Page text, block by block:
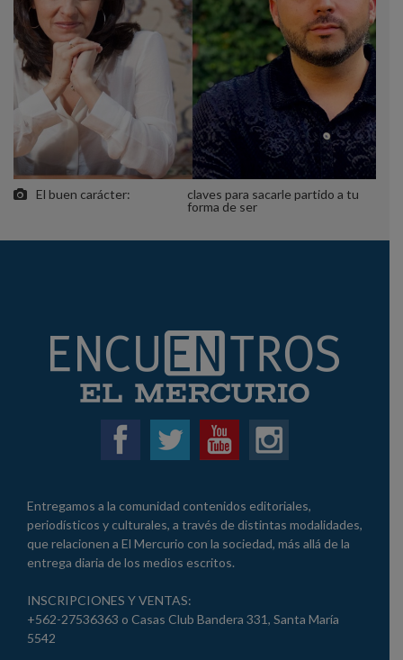
El buen carácter:
claves para sacarle partido a tu
forma de ser
Entregamos a la comunidad contenidos editoriales,
periodísticos y culturales, a través de distintas modalidades,
que relacionen a El Mercurio con la sociedad, más allá de la
entrega diaria de los medios escritos.
INSCRIPCIONES Y VENTAS:
+562-27536363 o Casas Club Bandera 331, Santa María
5542